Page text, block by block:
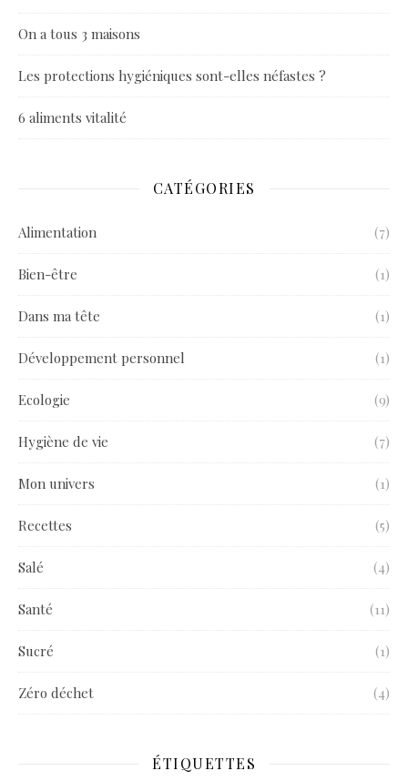
On a tous 3 maisons
Les protections hygiéniques sont-elles néfastes ?
6 aliments vitalité
CATÉGORIES
Alimentation (7)
Bien-être (1)
Dans ma tête (1)
Développement personnel (1)
Ecologie (9)
Hygiène de vie (7)
Mon univers (1)
Recettes (5)
Salé (4)
Santé (11)
Sucré (1)
Zéro déchet (4)
ÉTIQUETTES